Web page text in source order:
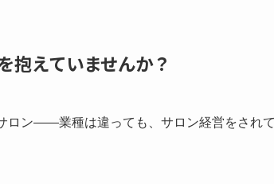
抱えていませんか？
ロン——業種は違っても、サロン経営をされ